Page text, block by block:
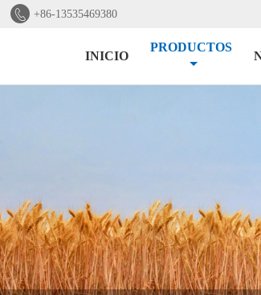
 +86-13535469380
INICIO
PRODUCTOS